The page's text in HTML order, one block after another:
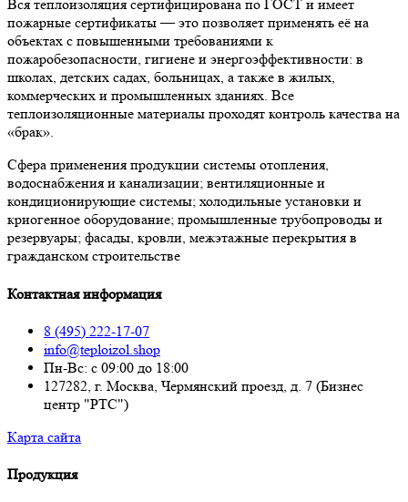
Вся теплоизоляция сертифицирована по ГОСТ и имеет
пожарные сертификаты — это позволяет применять её на
объектах с повышенными требованиями к
пожаробезопасности, гигиене и энергоэффективности: в
школах, детских садах, больницах, а также в жилых,
коммерческих и промышленных зданиях. Все
теплоизоляционные материалы проходят контроль качества на
«брак».
Сфера применения продукции системы отопления,
водоснабжения и канализации; вентиляционные и
кондиционирующие системы; холодильные установки и
криогенное оборудование; промышленные трубопроводы и
резервуары; фасады, кровли, межэтажные перекрытия в
гражданском строительстве
Контактная информация
8 (495) 222-17-07
info@teploizol.shop
Пн-Вс: с 09:00 до 18:00
127282, г. Москва, Чермянский проезд, д. 7 (Бизнес
центр "РТС")
Карта сайта
Продукция